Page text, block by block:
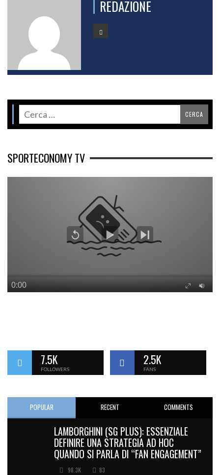
REDAZIONE
SPORTECONOMY TV
7.5K
FOLLOWERS
2.5K
FANS
POPULAR RECENT COMMENTS
LAMBORGHINI (SG PLUS): ESSENZIALE
DEFINIRE UNA STRATEGIA AD HOC
QUANDO SI PARLA DI “FAN ENGAGEMENT”
98.3K 83